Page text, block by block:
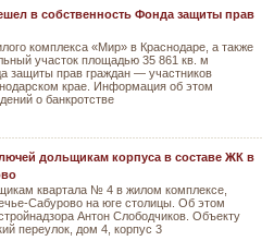
в собственность Фонда защиты прав
комплекса «Мир» в Краснодаре, а также
участок площадью 35 861 кв. м
защиты прав граждан — участников
крае. Информация об этом
о банкротстве
дольщикам корпуса в составе ЖК в
квартала № 4 в жилом комплексе,
Сабурово на юге столицы. Об этом
Антон Слободчиков. Объекту
переулок, дом 4, корпус 3